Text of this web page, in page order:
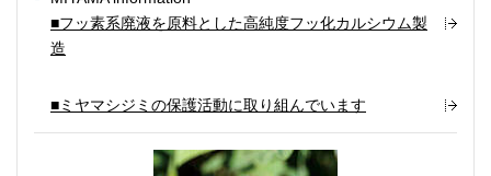
■フッ素系廃液を原料とした高純度フッ化カルシウム製
造
■ミヤマシジミの保護活動に取り組んでいます